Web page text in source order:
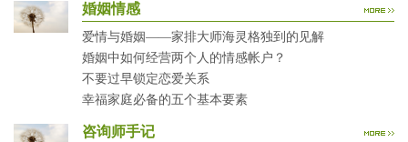
婚姻情感
爱情与婚姻——家排大师海灵格独到的见解
婚姻中如何经营两个人的情感帐户？
不要过早锁定恋爱关系
幸福家庭必备的五个基本要素
咨询师手记